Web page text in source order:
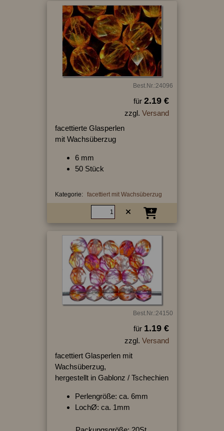
Best.Nr.:24096
für 2.19 €
zzgl. Versand
facettierte Glasperlen
mit Wachsüberzug
6 mm
50 Stück
Kategorie: facettiert mit Wachsüberzug
Best.Nr.:24150
für 1.19 €
zzgl. Versand
facettiert Glasperlen mit
Wachsüberzug,
hergestellt in Gablonz / Tschechien
Perlengröße: ca. 6mm
LochØ: ca. 1mm